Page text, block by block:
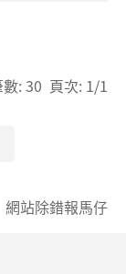
: 30 頁次: 1/1
網站除錯報馬仔